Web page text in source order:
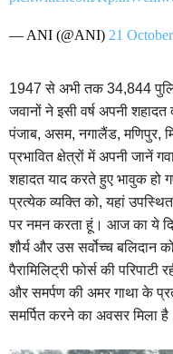
— ANI (@ANI) 21
1947 से अभी तक 34,844
जवानों ने इसी वर्ष अपनी
पंजाब, असम, नगालैंड, मणिपुर,
प्रभावित क्षेत्रों में अपनी जानें
शहादत याद करते हुए भावुक हो
प्रत्येक व्यक्ति को, यहां
पर नमन करता हूं। आज का ये
शौर्य और उस सर्वोच्च बलिदान
पैरामिलिट्री फोर्स की
और समर्पण की अमर गाथा के
समर्पित करने का अवसर मिला